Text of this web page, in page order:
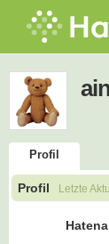
Profil
Profil Letzte